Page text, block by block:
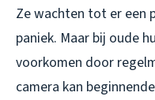
Ze wachten tot er een
paniek. Maar bij oude
voorkomen door
camera kan